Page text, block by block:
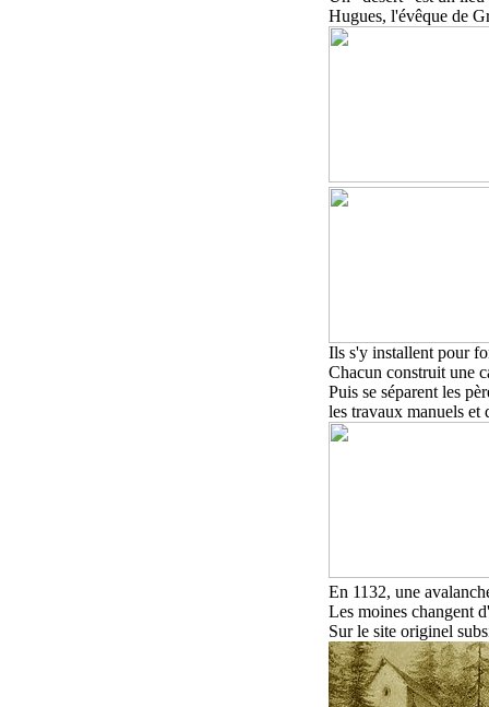
Hugues, l'évêque de
Ils s'y installent pour
Chacun construit une
Puis se séparent les
les travaux manuels et
En 1132, une
Les moines changent
Sur le site originel